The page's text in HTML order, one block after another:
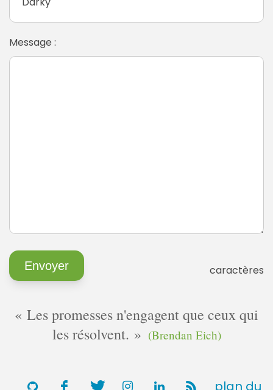
Message :
caractères
Les promesses n'engagent que ceux qui
les résolvent.
(Brendan Eich)
plan du